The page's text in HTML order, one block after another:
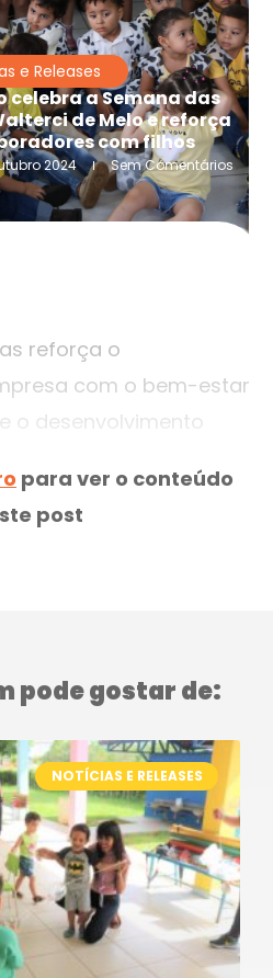
e Releases
a Semana das
de Melo e reforça
com filhos
2024 Sem Comentários
reforça o
com o bem-estar
o desenvolvimento
para ver o conteúdo
post
pode gostar de:
NOTÍCIAS E RELEASES